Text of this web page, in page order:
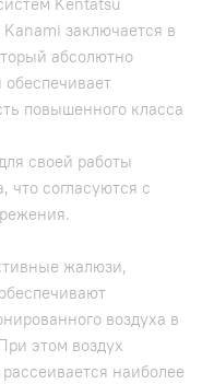
Kanami заключается в
абсолютно
повышенного класса
своей работы
согласуются с
жалюзи,
воздуха в
этом воздух
наиболее